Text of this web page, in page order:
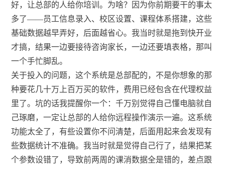
好，让总部的人给你培训。为啥？因为你前期要干的事太
多了——员工信息录入、校区设置、课程体系搭建，这些
基础数据越早弄好，后面越省心。我当时就是拖到快开业
才搞，结果一边要接待咨询家长，一边还要填表格，那叫
一个手忙脚乱。
关于投入的问题，这个系统是总部配的，不是你想象的那
种要花几十万上百万买的软件，费用已经包含在代理权益
里了。坑的话我提醒你一个：千万别觉得自己懂电脑就自
己琢磨，一定让总部的人给你远程操作演示一遍。这系统
功能太全了，有些设置你不问清楚，后面用起来会发现有
些数据统计不准确。我当时就是觉得自己行了，结果把某
个参数设错了，导致前两周的课消数据全是错的，差点跟